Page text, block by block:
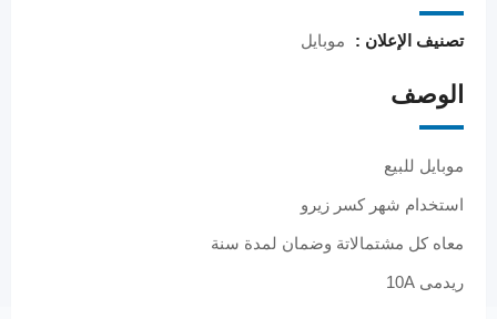
تصنيف الإعلان : موبايل
الوصف
موبايل للبيع
استخدام شهر كسر زيرو
معاه كل مشتمالاتة وضمان لمدة سنة
ريدمى 10A